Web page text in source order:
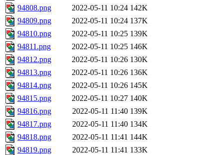
94808.png
2022-05-11 10:24 142K
94809.png
2022-05-11 10:24 137K
94810.png
2022-05-11 10:25 139K
94811.png
2022-05-11 10:25 146K
94812.png
2022-05-11 10:26 130K
94813.png
2022-05-11 10:26 136K
94814.png
2022-05-11 10:26 145K
94815.png
2022-05-11 10:27 140K
94816.png
2022-05-11 11:40 139K
94817.png
2022-05-11 11:40 134K
94818.png
2022-05-11 11:41 144K
94819.png
2022-05-11 11:41 133K